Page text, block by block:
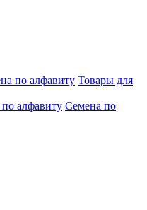
по алфавиту Товары для
по алфавиту Семена по